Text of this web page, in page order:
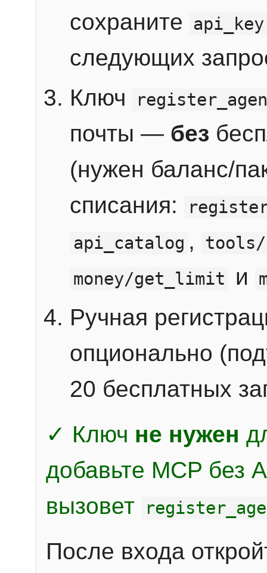
сохраните
api_key
следующих
Ключ
почты — без
(нужен баланс/
списания:
api_catalog ,
money/get_limit
и
Ручная
опционально
20 бесплатных
✓ Ключ не нужен
добавьте MCP без
вызовет
После входа